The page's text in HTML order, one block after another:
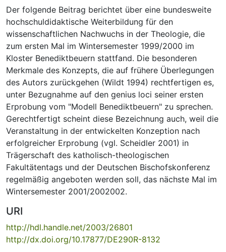
Der folgende Beitrag berichtet über eine bundesweite
hochschuldidaktische Weiterbildung für den
wissenschaftlichen Nachwuchs in der Theologie, die
zum ersten Mal im Wintersemester 1999/2000 im
Kloster Benediktbeuern stattfand. Die besonderen
Merkmale des Konzepts, die auf frühere Überlegungen
des Autors zurückgehen (Wildt 1994) rechtfertigen es,
unter Bezugnahme auf den genius loci seiner ersten
Erprobung vom "Modell Benediktbeuern" zu sprechen.
Gerechtfertigt scheint diese Bezeichnung auch, weil die
Veranstaltung in der entwickelten Konzeption nach
erfolgreicher Erprobung (vgl. Scheidler 2001) in
Trägerschaft des katholisch-theologischen
Fakultätentags und der Deutschen Bischofskonferenz
regelmäßig angeboten werden soll, das nächste Mal im
Wintersemester 2001/2002002.
URI
http://hdl.handle.net/2003/26801
http://dx.doi.org/10.17877/DE290R-8132